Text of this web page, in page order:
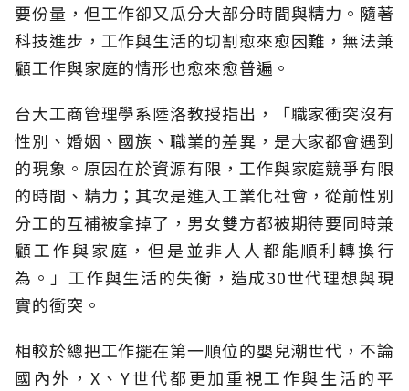
要份量，但工作卻又瓜分大部分時間與精力。隨著
科技進步，工作與生活的切割愈來愈困難，無法兼
顧工作與家庭的情形也愈來愈普遍。
台大工商管理學系陸洛教授指出，「職家衝突沒有
性別、婚姻、國族、職業的差異，是大家都會遇到
的現象。原因在於資源有限，工作與家庭競爭有限
的時間、精力；其次是進入工業化社會，從前性別
分工的互補被拿掉了，男女雙方都被期待要同時兼
顧工作與家庭，但是並非人人都能順利轉換行
為。」工作與生活的失衡，造成30世代理想與現
實的衝突。
相較於總把工作擺在第一順位的嬰兒潮世代，不論
國內外，X、Y世代都更加重視工作與生活的平